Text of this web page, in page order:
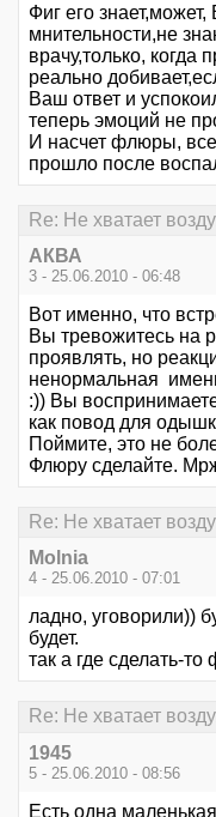
Фиг его
мнительности,не
врачу,только, когда
реально
Ваш ответ и
теперь эмоций не
И насчет флюры,
прошло после
Re: Не хватает
АКВА
3 - 25.06.2010 - 06:48
Вот именно, что
Вы тревожитесь на
проявлять, но
ненормальная
:)) Вы
как повод для
Поймите, это не
Флюру сделайте.
Re: Не хватает
Molnia
4 - 25.06.2010 - 07:01
ладно, уговорили))
будет.
так а где сделать-
Re: Не хватает
1945
5 - 25.06.2010 - 08:56
Есть одна